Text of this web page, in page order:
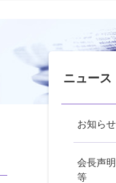
ニュース
お知らせ
会長声
等